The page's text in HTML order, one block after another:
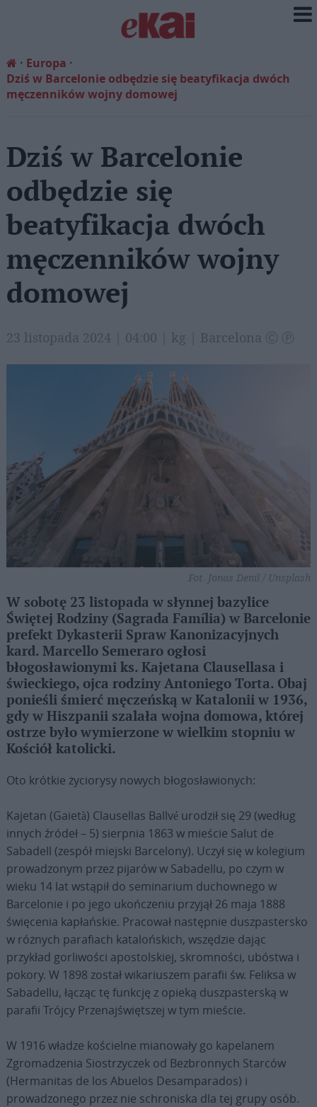
Europa
Dziś w Barcelonie odbędzie się beatyfikacja dwóch
męczenników wojny domowej
Dziś w Barcelonie
odbędzie się
beatyfikacja dwóch
męczenników wojny
domowej
23 listopada 2024 | 04:00 | kg | Barcelona Ⓒ Ⓟ
Fot. Jonas Denil / Unsplash
W sobotę 23 listopada w słynnej bazylice
Świętej Rodziny (Sagrada Família) w Barcelonie
prefekt Dykasterii Spraw Kanonizacyjnych
kard. Marcello Semeraro ogłosi
błogosławionymi ks. Kajetana Clausellasa i
świeckiego, ojca rodziny Antoniego Torta. Obaj
ponieśli śmierć męczeńską w Katalonii w 1936,
gdy w Hiszpanii szalała wojna domowa, której
ostrze było wymierzone w wielkim stopniu w
Kościół katolicki.
Oto krótkie życiorysy nowych błogosławionych:
Kajetan (Gaietà) Clausellas Ballvé urodził się 29 (według
innych źródeł – 5) sierpnia 1863 w mieście Salut de
Sabadell (zespół miejski Barcelony). Uczył się w kolegium
prowadzonym przez pijarów w Sabadellu, po czym w
wieku 14 lat wstąpił do seminarium duchownego w
Barcelonie i po jego ukończeniu przyjął 26 maja 1888
święcenia kapłańskie. Pracował następnie duszpastersko
w różnych parafiach katalońskich, wszędzie dając
przykład gorliwości apostolskiej, skromności, ubóstwa i
pokory. W 1898 został wikariuszem parafii św. Feliksa w
Sabadellu, łącząc tę funkcję z opieką duszpasterską w
parafii Trójcy Przenajświętszej w tym mieście.
W 1916 władze kościelne mianowały go kapelanem
Zgromadzenia Siostrzyczek od Bezbronnych Starców
(Hermanitas de los Abuelos Desamparados) i
prowadzonego przez nie schroniska dla tej grupy osób.